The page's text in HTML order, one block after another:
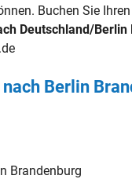
Buchen Sie Ihren
Deutschland/Berlin
Berlin
Brandenburg